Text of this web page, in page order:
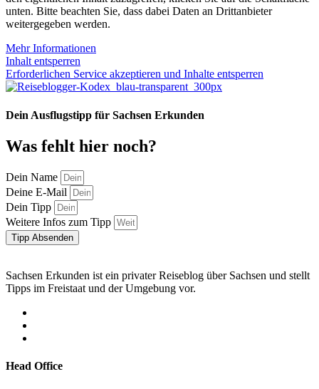
unten. Bitte beachten Sie, dass dabei Daten an Drittanbieter
weitergegeben werden.
Mehr Informationen
Inhalt entsperren
Erforderlichen Service akzeptieren und Inhalte entsperren
Dein Ausflugstipp für Sachsen Erkunden
Was fehlt hier noch?
Dein Name
Deine E-Mail
Dein Tipp
Weitere Infos zum Tipp
Tipp Absenden
Sachsen Erkunden ist ein privater Reiseblog über Sachsen und stellt
Tipps im Freistaat und der Umgebung vor.
Head Office